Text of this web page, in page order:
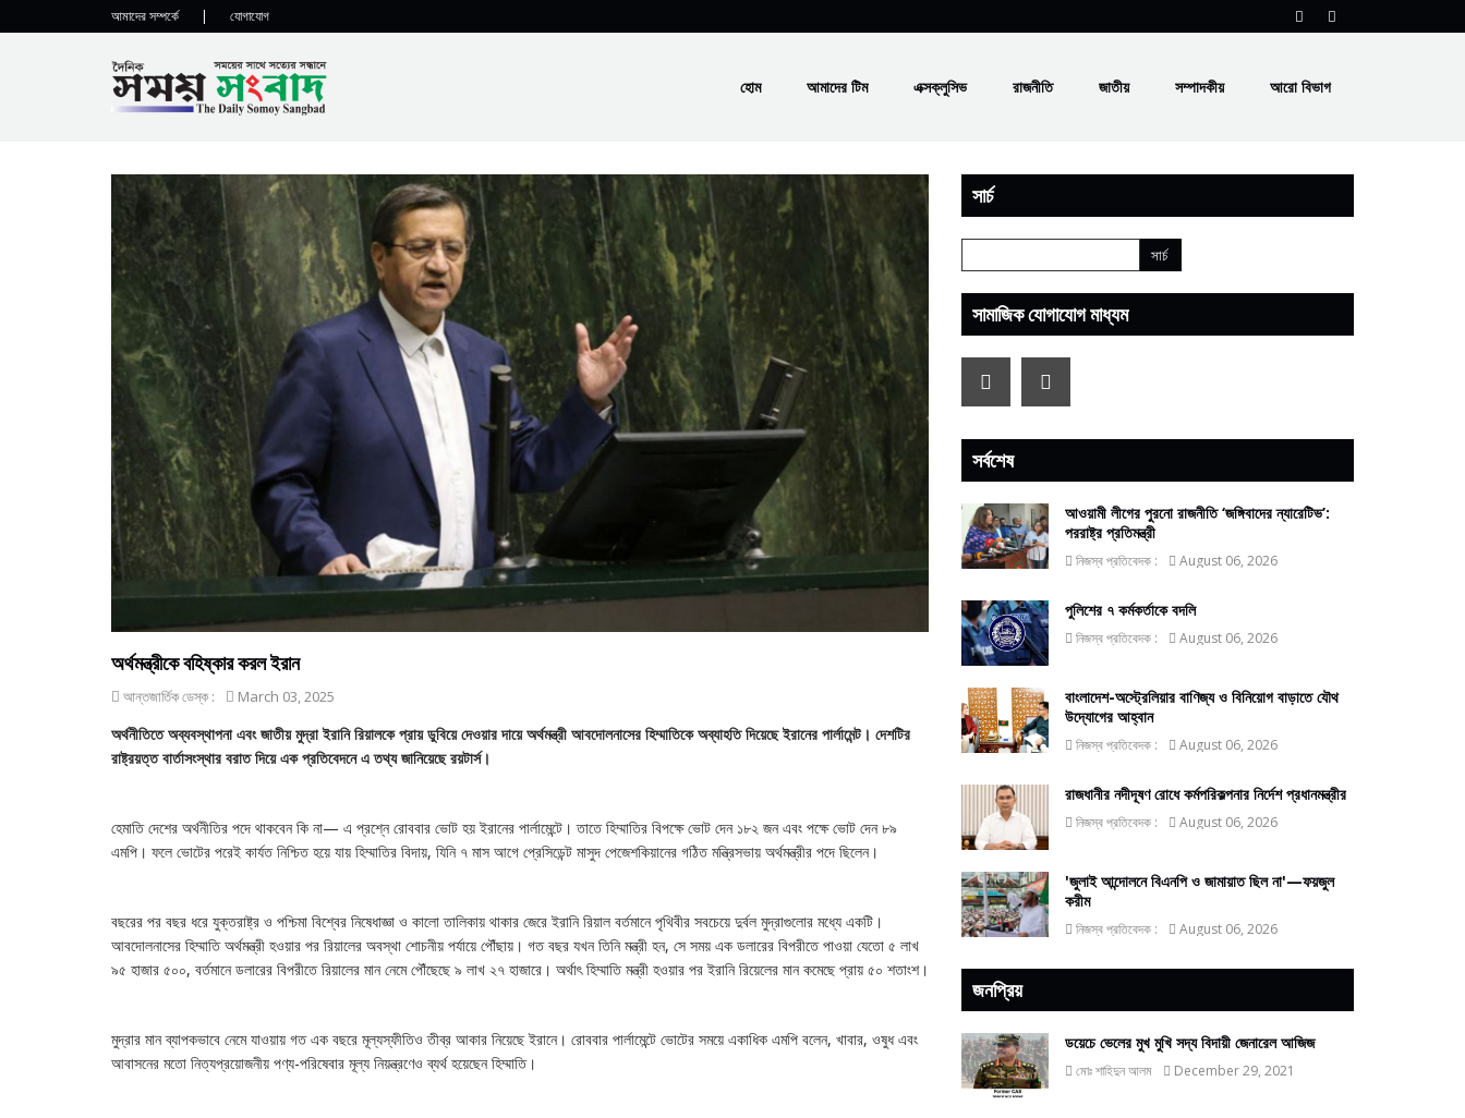
আমাদের সম্পর্কে | যোগাযোগ
হোম আমাদের টিম এক্সক্লুসিভ রাজনীতি জাতীয় সম্পাদকীয় আরো বিভাগ
অর্থমন্ত্রীকে বহিষ্কার করল ইরান
আন্তজার্তিক ডেস্ক : March 03, 2025
অর্থনীতিতে অব্যবস্থাপনা এবং জাতীয় মুদ্রা ইরানি রিয়ালকে প্রায় ডুবিয়ে দেওয়ার দায়ে অর্থমন্ত্রী আবদোলনাসের হিম্মাতিকে অব্যাহতি দিয়েছে ইরানের পার্লামেন্ট। দেশটির
রাষ্ট্রয়ত্ত বার্তাসংস্থার বরাত দিয়ে এক প্রতিবেদনে এ তথ্য জানিয়েছে রয়টার্স।
হেমাতি দেশের অর্থনীতির পদে থাকবেন কি না— এ প্রশ্নে রোববার ভোট হয় ইরানের পার্লামেন্টে। তাতে হিম্মাতির বিপক্ষে ভোট দেন ১৮২ জন এবং পক্ষে ভোট দেন ৮৯
এমপি। ফলে ভোটের পরেই কার্যত নিশ্চিত হয়ে যায় হিম্মাতির বিদায়, যিনি ৭ মাস আগে প্রেসিডেন্ট মাসুদ পেজেশকিয়ানের গঠিত মন্ত্রিসভায় অর্থমন্ত্রীর পদে ছিলেন।
বছরের পর বছর ধরে যুক্তরাষ্ট্র ও পশ্চিমা বিশ্বের নিষেধাজ্ঞা ও কালো তালিকায় থাকার জেরে ইরানি রিয়াল বর্তমানে পৃথিবীর সবচেয়ে দুর্বল মুদ্রাগুলোর মধ্যে একটি।
আবদোলনাসের হিম্মাতি অর্থমন্ত্রী হওয়ার পর রিয়ালের অবস্থা শোচনীয় পর্যায়ে পৌঁছায়। গত বছর যখন তিনি মন্ত্রী হন, সে সময় এক ডলারের বিপরীতে পাওয়া যেতো ৫ লাখ
৯৫ হাজার ৫০০, বর্তমানে ডলারের বিপরীতে রিয়ালের মান নেমে পৌঁছেছে ৯ লাখ ২৭ হাজারে। অর্থাৎ হিম্মাতি মন্ত্রী হওয়ার পর ইরানি রিয়েলের মান কমেছে প্রায় ৫০ শতাংশ।
মুদ্রার মান ব্যাপকভাবে নেমে যাওয়ায় গত এক বছরে মূল্যস্ফীতিও তীব্র আকার নিয়েছে ইরানে। রোববার পার্লামেন্টে ভোটের সময়ে একাধিক এমপি বলেন, খাবার, ওষুধ এবং
আবাসনের মতো নিত্যপ্রয়োজনীয় পণ্য-পরিষেবার মূল্য নিয়ন্ত্রণেও ব্যর্থ হয়েছেন হিম্মাতি।
সার্চ
সামাজিক যোগাযোগ মাধ্যম
সর্বশেষ
আওয়ামী লীগের পুরনো রাজনীতি ‘জঙ্গিবাদের ন্যারেটিভ’:
পররাষ্ট্র প্রতিমন্ত্রী
নিজস্ব প্রতিবেদক : August 06, 2026
পুলিশের ৭ কর্মকর্তাকে বদলি
নিজস্ব প্রতিবেদক : August 06, 2026
বাংলাদেশ-অস্ট্রেলিয়ার বাণিজ্য ও বিনিয়োগ বাড়াতে যৌথ
উদ্যোগের আহ্বান
নিজস্ব প্রতিবেদক : August 06, 2026
রাজধানীর নদীদূষণ রোধে কর্মপরিকল্পনার নির্দেশ প্রধানমন্ত্রীর
নিজস্ব প্রতিবেদক : August 06, 2026
'জুলাই আন্দোলনে বিএনপি ও জামায়াত ছিল না'—ফয়জুল
করীম
নিজস্ব প্রতিবেদক : August 06, 2026
জনপ্রিয়
ডয়েচে ভেলের মুখ মুখি সদ্য বিদায়ী জেনারেল আজিজ
মোঃ শাহিদুন আলম December 29, 2021